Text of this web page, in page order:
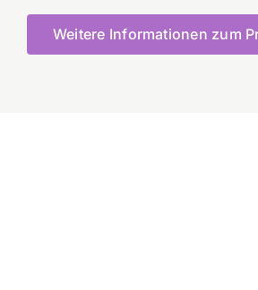
Weitere Informationen zum